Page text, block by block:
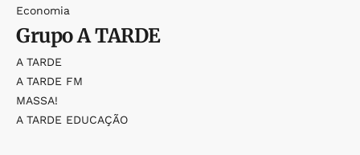
Economia
GrupoA TARDE
A TARDE
A TARDE FM
MASSA!
A TARDE EDUCAÇÃO